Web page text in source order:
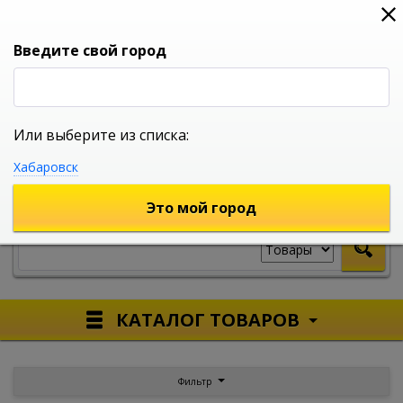
0
УНИВЕРСАЛЬНЫЙ ИНТЕРНЕТ МАГАЗИН
КАТАЛОГ ТОВАРОВ
Фильтр
Введите свой город
Или выберите из списка:
Хабаровск
Это мой город